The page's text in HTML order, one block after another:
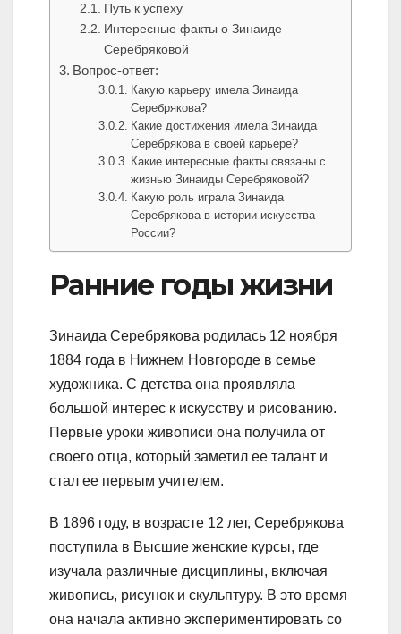
Путь к успеху
Интересные факты о Зинаиде
Серебряковой
Вопрос-ответ:
Какую карьеру имела Зинаида
Серебрякова?
Какие достижения имела Зинаида
Серебрякова в своей карьере?
Какие интересные факты связаны с
жизнью Зинаиды Серебряковой?
Какую роль играла Зинаида
Серебрякова в истории искусства
России?
Ранние годы жизни
Зинаида Серебрякова родилась 12 ноября
1884 года в Нижнем Новгороде в семье
художника. С детства она проявляла
большой интерес к искусству и рисованию.
Первые уроки живописи она получила от
своего отца, который заметил ее талант и
стал ее первым учителем.
В 1896 году, в возрасте 12 лет, Серебрякова
поступила в Высшие женские курсы, где
изучала различные дисциплины, включая
живопись, рисунок и скульптуру. В это время
она начала активно экспериментировать со